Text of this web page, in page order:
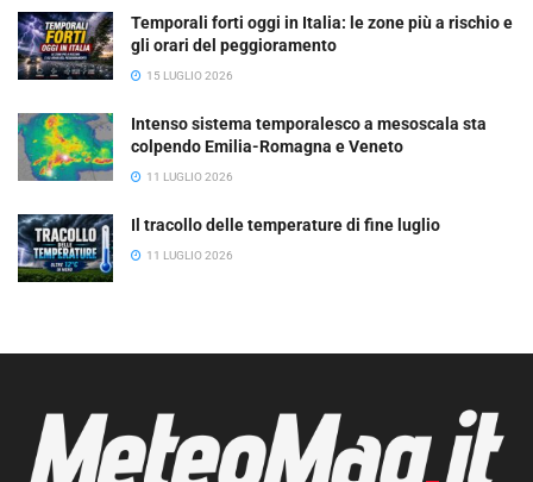
Temporali forti oggi in Italia: le zone più a rischio e
gli orari del peggioramento
15 LUGLIO 2026
Intenso sistema temporalesco a mesoscala sta
colpendo Emilia-Romagna e Veneto
11 LUGLIO 2026
Il tracollo delle temperature di fine luglio
11 LUGLIO 2026